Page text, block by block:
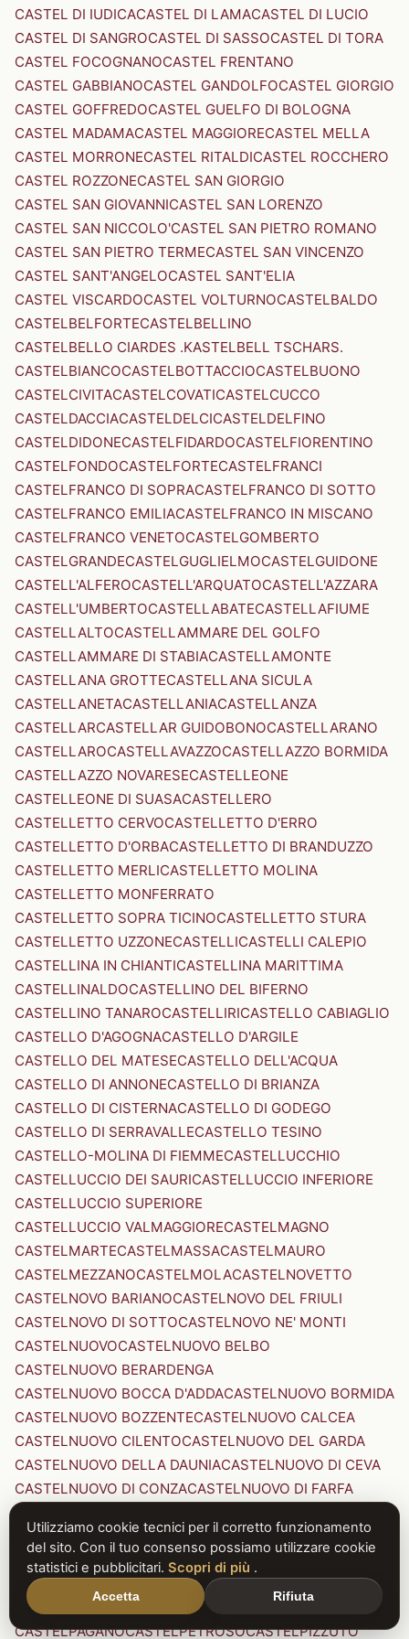
CASTEL DI IUDICACASTEL DI LAMACASTEL DI LUCIO
CASTEL DI SANGROCASTEL DI SASSOCASTEL DI TORA
CASTEL FOCOGNANOCASTEL FRENTANO
CASTEL GABBIANOCASTEL GANDOLFOCASTEL GIORGIO
CASTEL GOFFREDOCASTEL GUELFO DI BOLOGNA
CASTEL MADAMACASTEL MAGGIORECASTEL MELLA
CASTEL MORRONECASTEL RITALDICASTEL ROCCHERO
CASTEL ROZZONECASTEL SAN GIORGIO
CASTEL SAN GIOVANNICASTEL SAN LORENZO
CASTEL SAN NICCOLO'CASTEL SAN PIETRO ROMANO
CASTEL SAN PIETRO TERMECASTEL SAN VINCENZO
CASTEL SANT'ANGELOCASTEL SANT'ELIA
CASTEL VISCARDOCASTEL VOLTURNOCASTELBALDO
CASTELBELFORTECASTELBELLINO
CASTELBELLO CIARDES .KASTELBELL TSCHARS.
CASTELBIANCOCASTELBOTTACCIOCASTELBUONO
CASTELCIVITACASTELCOVATICASTELCUCCO
CASTELDACCIACASTELDELCICASTELDELFINO
CASTELDIDONECASTELFIDARDOCASTELFIORENTINO
CASTELFONDOCASTELFORTECASTELFRANCI
CASTELFRANCO DI SOPRACASTELFRANCO DI SOTTO
CASTELFRANCO EMILIACASTELFRANCO IN MISCANO
CASTELFRANCO VENETOCASTELGOMBERTO
CASTELGRANDECASTELGUGLIELMOCASTELGUIDONE
CASTELL'ALFEROCASTELL'ARQUATOCASTELL'AZZARA
CASTELL'UMBERTOCASTELLABATECASTELLAFIUME
CASTELLALTOCASTELLAMMARE DEL GOLFO
CASTELLAMMARE DI STABIACASTELLAMONTE
CASTELLANA GROTTECASTELLANA SICULA
CASTELLANETACASTELLANIACASTELLANZA
CASTELLARCASTELLAR GUIDOBONOCASTELLARANO
CASTELLAROCASTELLAVAZZOCASTELLAZZO BORMIDA
CASTELLAZZO NOVARESECASTELLEONE
CASTELLEONE DI SUASACASTELLERO
CASTELLETTO CERVOCASTELLETTO D'ERRO
CASTELLETTO D'ORBACASTELLETTO DI BRANDUZZO
CASTELLETTO MERLICASTELLETTO MOLINA
CASTELLETTO MONFERRATO
CASTELLETTO SOPRA TICINOCASTELLETTO STURA
CASTELLETTO UZZONECASTELLICASTELLI CALEPIO
CASTELLINA IN CHIANTICASTELLINA MARITTIMA
CASTELLINALDOCASTELLINO DEL BIFERNO
CASTELLINO TANAROCASTELLIRICASTELLO CABIAGLIO
CASTELLO D'AGOGNACASTELLO D'ARGILE
CASTELLO DEL MATESECASTELLO DELL'ACQUA
CASTELLO DI ANNONECASTELLO DI BRIANZA
CASTELLO DI CISTERNACASTELLO DI GODEGO
CASTELLO DI SERRAVALLECASTELLO TESINO
CASTELLO-MOLINA DI FIEMMECASTELLUCCHIO
CASTELLUCCIO DEI SAURICASTELLUCCIO INFERIORE
CASTELLUCCIO SUPERIORE
CASTELLUCCIO VALMAGGIORECASTELMAGNO
CASTELMARTECASTELMASSACASTELMAURO
CASTELMEZZANOCASTELMOLACASTELNOVETTO
CASTELNOVO BARIANOCASTELNOVO DEL FRIULI
CASTELNOVO DI SOTTOCASTELNOVO NE' MONTI
CASTELNUOVOCASTELNUOVO BELBO
CASTELNUOVO BERARDENGA
CASTELNUOVO BOCCA D'ADDACASTELNUOVO BORMIDA
CASTELNUOVO BOZZENTECASTELNUOVO CALCEA
CASTELNUOVO CILENTOCASTELNUOVO DEL GARDA
CASTELNUOVO DELLA DAUNIACASTELNUOVO DI CEVA
CASTELNUOVO DI CONZACASTELNUOVO DI FARFA
CASTELNUOVO DI PORTO CASTELNUOVO DON BOSCO
CASTELNUOVO MAGRACASTELNUOVO NIGRA
CASTELNUOVO PARANOCASTELNUOVO RANGONE
CASTELNUOVO SCRIVIA
CASTELNUOVO VAL DI CECINA
CASTELPAGANOCASTELPETROSOCASTELPIZZUTO
Utilizziamo cookie tecnici per il corretto funzionamento
del sito. Con il tuo consenso possiamo utilizzare cookie
statistici e pubblicitari. Scopri di più .
Accetta Rifiuta